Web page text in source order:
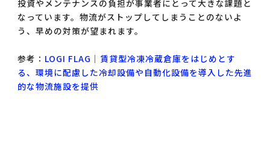
投資やメンテナンスの負担が事業者にとって大きな課題と
なっています。物流がストップしてしまうことのないよ
う、早めの対策が望まれます。
参考： LOGI FLAG｜賃貸型冷凍冷蔵倉庫をはじめとす
る、環境に配慮した冷却設備や自動化設備を導入した先進
的な物流施設を提供